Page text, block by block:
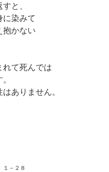
と、
に染みて
抱かない
れて死んでは
ありません。
－２８